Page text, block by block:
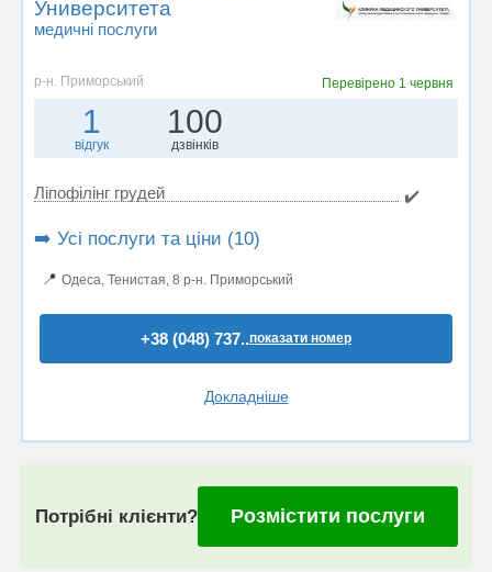
Университета
медичні послуги
р-н. Приморський Перевірено 1 червня
1
відгук
100
дзвінків
Ліпофілінг грудей ✔️
➡️ Усі послуги та ціни (10)
📍 Одеса, Тенистая, 8 р-н. Приморський
+38 (048) 737..показати номер
Докладніше
Потрібні клієнти? Розмістити послуги